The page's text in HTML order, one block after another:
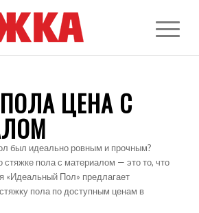
ЦЕНА С
был идеально ровным и прочным?
стяжке пола с материалом — это то, что
«Идеальный Пол» предлагает
пола по доступным ценам в